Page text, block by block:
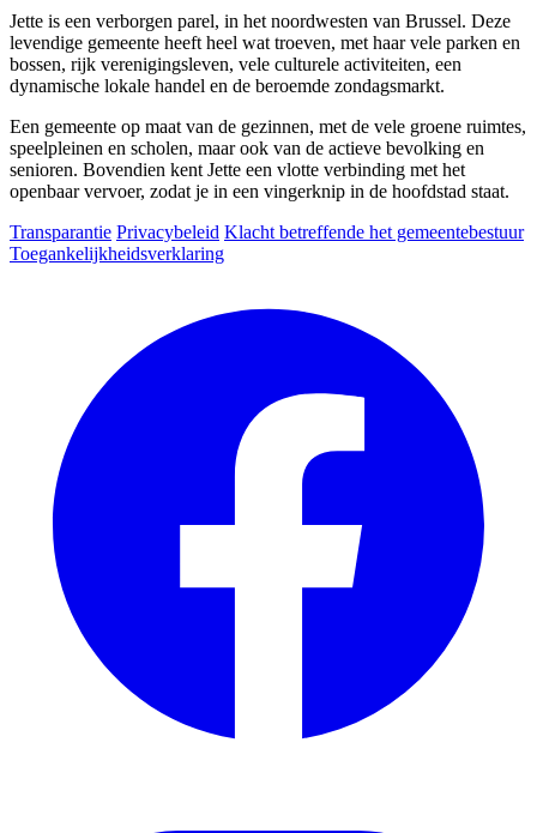
Jette is een verborgen parel, in het noordwesten van Brussel. Deze
levendige gemeente heeft heel wat troeven, met haar vele parken en
bossen, rijk verenigingsleven, vele culturele activiteiten, een
dynamische lokale handel en de beroemde zondagsmarkt.
Een gemeente op maat van de gezinnen, met de vele groene ruimtes,
speelpleinen en scholen, maar ook van de actieve bevolking en
senioren. Bovendien kent Jette een vlotte verbinding met het
openbaar vervoer, zodat je in een vingerknip in de hoofdstad staat.
Transparantie Privacybeleid Klacht betreffende het gemeentebestuur
Toegankelijkheidsverklaring